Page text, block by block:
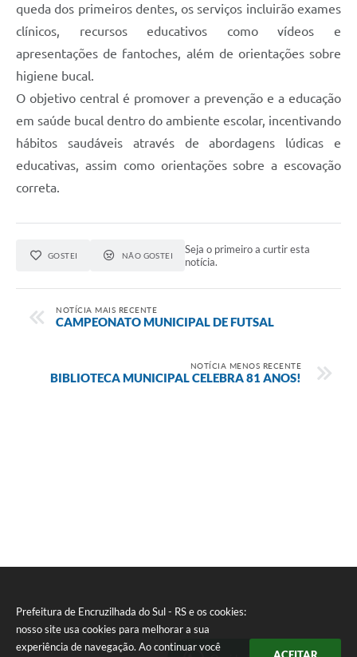
Prefeitura de Encruzilhada do Sul - RS e os cookies:
nosso site usa cookies para melhorar a sua
experiência de navegação. Ao continuar você
queda dos primeiros dentes, os serviços incluirão exames
clínicos, recursos educativos como vídeos e
apresentações de fantoches, além de orientações sobre
higiene bucal.
O objetivo central é promover a prevenção e a educação
em saúde bucal dentro do ambiente escolar, incentivando
hábitos saudáveis através de abordagens lúdicas e
educativas, assim como orientações sobre a escovação
correta.
GOSTEI NÃO GOSTEI
Seja o primeiro a curtir esta
notícia.
NOTÍCIA MAIS RECENTE
CAMPEONATO MUNICIPAL DE FUTSAL
NOTÍCIA MENOS RECENTE
BIBLIOTECA MUNICIPAL CELEBRA 81 ANOS!